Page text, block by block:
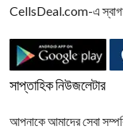
CellsDeal.com-এ স্বাগতম
সাপ্তাহিক নিউজলেটার
আপনাকে আমাদের সেবা